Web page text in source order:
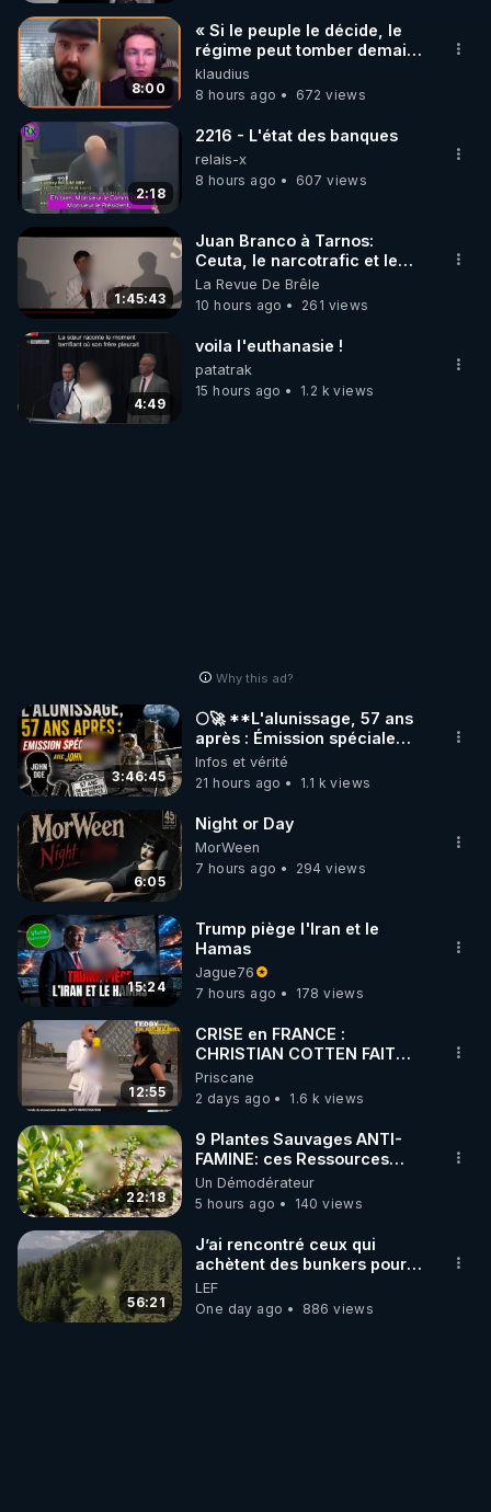
8:00
« Si le peuple le décide, le
régime peut tomber demain !
»
klaudius
8 hours ago
672 views
2:18
2216 - L'état des banques
relais-x
8 hours ago
607 views
1:45:43
Juan Branco à Tarnos:
Ceuta, le narcotrafic et le
pouvoir en France
La Revue De Brêle
10 hours ago
261 views
4:49
voila l'euthanasie !
patatrak
15 hours ago
1.2 k views
Why this ad?
3:46:45
🌕🚀 **L'alunissage, 57 ans
après : Émission spéciale
avec John Doe !** 👨 🚀✨
Infos et vérité
21 hours ago
1.1 k views
6:05
Night or Day
MorWeen
7 hours ago
294 views
15:24
Trump piège l'Iran et le
Hamas
Jague76
7 hours ago
178 views
12:55
CRISE en FRANCE :
CHRISTIAN COTTEN FAIT
une étrange découverte
Priscane
2 days ago
1.6 k views
22:18
9 Plantes Sauvages ANTI-
FAMINE: ces Ressources
JARDIN&des Haies
Un Démodérateur
5 hours ago
140 views
56:21
J’ai rencontré ceux qui
achètent des bunkers pour
survivre à la fin du monde
LEF
One day ago
886 views